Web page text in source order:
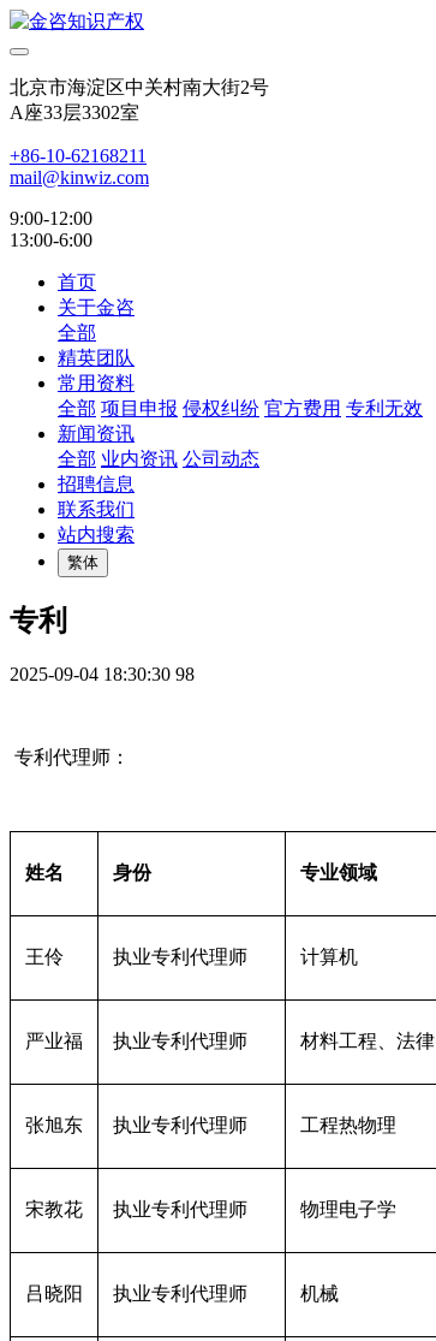
北京市海淀区中关村南大街2号
A座33层3302室
+86-10-62168211
mail@kinwiz.com
9:00-12:00
13:00-6:00
首页
关于金咨
全部
精英团队
常用资料
全部 项目申报 侵权纠纷 官方费用 专利无效
新闻资讯
全部 业内资讯 公司动态
招聘信息
联系我们
站内搜索
繁体
专利
2025-09-04 18:30:30 98
专利代理师：
姓名 身份 专业领域
王伶 执业专利代理师 计算机
严业福 执业专利代理师 材料工程、法律
张旭东 执业专利代理师 工程热物理
宋教花 执业专利代理师 物理电子学
吕晓阳 执业专利代理师 机械